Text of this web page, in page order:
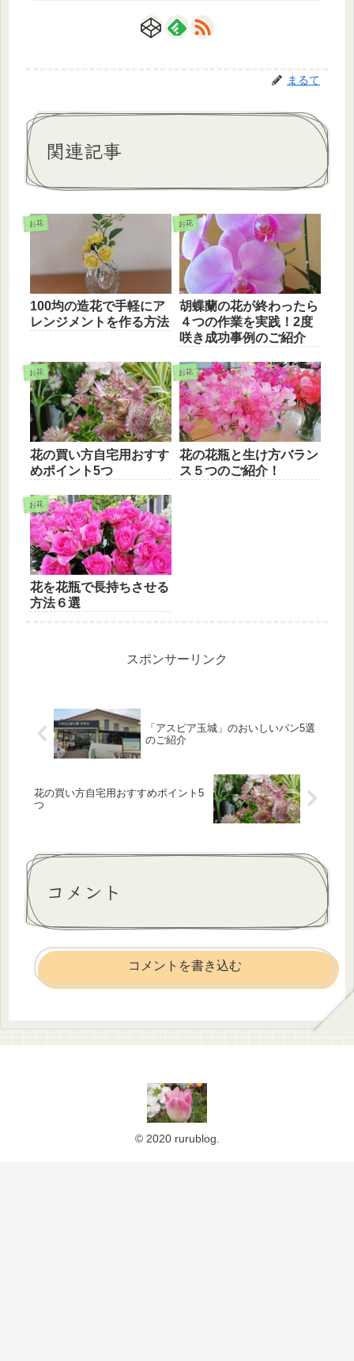
まるて
関連記事
お花
100均の造花で手軽にア
レンジメントを作る方法
お花
胡蝶蘭の花が終わったら
４つの作業を実践！2度
咲き成功事例のご紹介
お花
花の買い方自宅用おすす
めポイント5つ
お花
花の花瓶と生け方バラン
ス５つのご紹介！
お花
花を花瓶で長持ちさせる
方法６選
スポンサーリンク
「アスピア玉城」のおいしいパン5選
のご紹介
花の買い方自宅用おすすめポイント5
つ
コメント
コメントを書き込む
© 2020 rurublog.